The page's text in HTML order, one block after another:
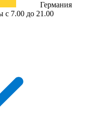
Германия
с 7.00 до 21.00